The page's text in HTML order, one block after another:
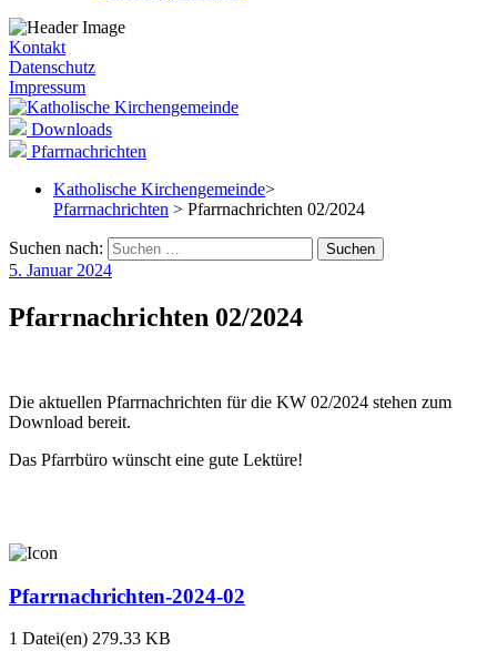
Kontakt
Datenschutz
Impressum
Downloads
Pfarrnachrichten
Katholische Kirchengemeinde>
Pfarrnachrichten > Pfarrnachrichten 02/2024
Suchen nach:
5. Januar 2024
Pfarrnachrichten 02/2024
Die aktuellen Pfarrnachrichten für die KW 02/2024 stehen zum
Download bereit.
Das Pfarrbüro wünscht eine gute Lektüre!
Pfarrnachrichten-2024-02
1 Datei(en) 279.33 KB